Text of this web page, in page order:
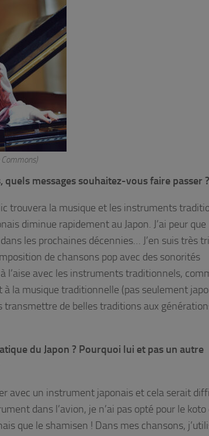
messages souhaitez-vous faire passer ?
trouvera la musique et les instruments
diminue rapidement au Japon. J’ai peur que
les prochaines décennies… J’en suis très
de chansons pop avec des sonorités
l’aise avec les instruments traditionnels,
la musique traditionnelle (pas seulement
transmettre de belles traditions aux
du Japon ? Pourquoi lui et pas un autre
avec un instrument japonais et cela serait
dans l’avion, je n’ai pas opté pour le koto
que le shamisen ! Dans mes chansons,